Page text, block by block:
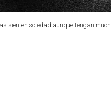
sienten soledad aunque tengan